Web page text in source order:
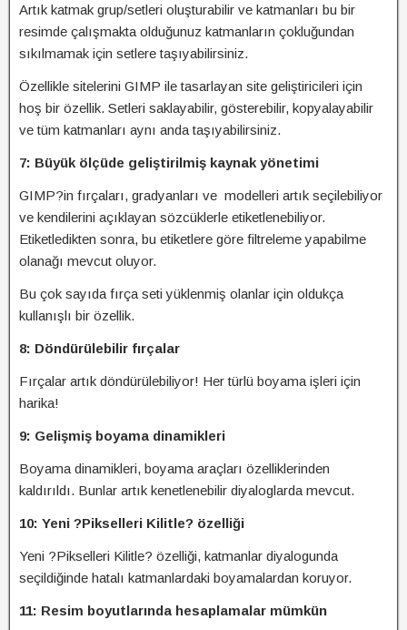
Artık katmak grup/setleri oluşturabilir ve katmanları bu bir
resimde çalışmakta olduğunuz katmanların çokluğundan
sıkılmamak için setlere taşıyabilirsiniz.
Özellikle sitelerini GIMP ile tasarlayan site geliştiricileri için
hoş bir özellik. Setleri saklayabilir, gösterebilir, kopyalayabilir
ve tüm katmanları aynı anda taşıyabilirsiniz.
7: Büyük ölçüde geliştirilmiş kaynak yönetimi
GIMP?in fırçaları, gradyanları ve modelleri artık seçilebiliyor
ve kendilerini açıklayan sözcüklerle etiketlenebiliyor.
Etiketledikten sonra, bu etiketlere göre filtreleme yapabilme
olanağı mevcut oluyor.
Bu çok sayıda fırça seti yüklenmiş olanlar için oldukça
kullanışlı bir özellik.
8: Döndürülebilir fırçalar
Fırçalar artık döndürülebiliyor! Her türlü boyama işleri için
harika!
9: Gelişmiş boyama dinamikleri
Boyama dinamikleri, boyama araçları özelliklerinden
kaldırıldı. Bunlar artık kenetlenebilir diyaloglarda mevcut.
10: Yeni ?Pikselleri Kilitle? özelliği
Yeni ?Pikselleri Kilitle? özelliği, katmanlar diyalogunda
seçildiğinde hatalı katmanlardaki boyamalardan koruyor.
11: Resim boyutlarında hesaplamalar mümkün